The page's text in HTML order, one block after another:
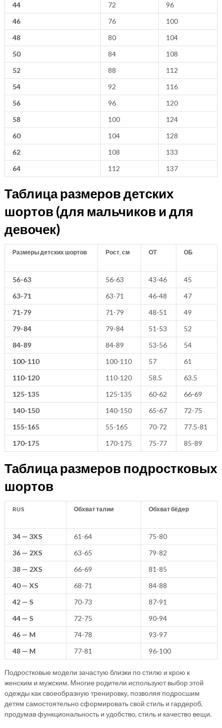
44
72
96
46
76
100
48
80
104
50
84
108
52
88
112
54
92
116
56
96
120
58
100
124
60
104
128
62
108
133
64
112 137
Таблица размеров детских
шортов (для мальчиков и для
девочек)
Размеры детских шортов Рост, см ОТ ОБ
56-63 56-63 43-46
45
63-71
63-71 46-48
47
71-79
71-79 48-51
49
79-84
79-84 51-53
52
84-89
84-89 53-56
54
100-110
100-110 57
61
110-120
110-120 58.5
63.5
125-135
125-135 60-62
66-69
140-150
140-150 65-67
72-75
155-165
55-165 70-72
77.5-81
170-175
170-175 75-77 85-89
Таблица размеров подростковых
шортов
RUS Обхват талии Обхват бёдер
34 — 3XS 61-64
75-80
36 — 2XS
63-65
79-82
38 — 2XS
66-69
81-85
40 — XS
68-71
84-88
42 — S
70-73
87-91
44 — S
72-75
90-94
46 — M
74-78
93-97
48 — M
77-81 96-100
Подростковые модели зачастую близки по стилю и крою к
женским и мужским. Многие родители используют выбор этой
одежды как своеобразную тренировку, позволяя подросшим
детям самостоятельно сформировать свой стиль и гардероб,
продумав функциональность и удобство, стиль и качество вещи.